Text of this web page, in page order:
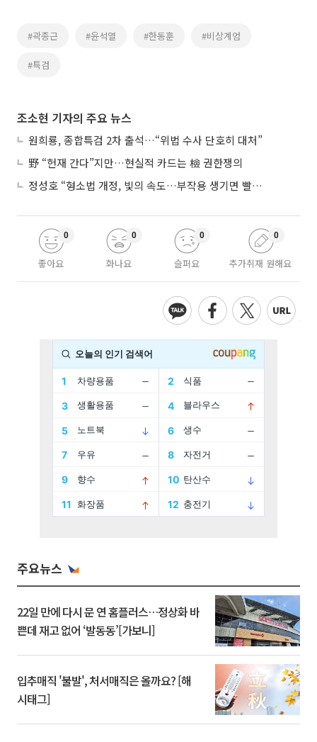
#곽종근 #윤석열 #한동훈 #비상계엄
#특검
조소현 기자의 주요 뉴스
원희룡, 종합특검 2차 출석…“위법 수사 단호히 대처”
野 “헌재 간다”지만…현실적 카드는 檢 권한쟁의
정성호 “형소법 개정, 빛의 속도…부작용 생기면 빨리 고쳐야”
좋아요
0
화나요
0
슬퍼요
0
추가취재 원해요
0
주요뉴스
22일 만에 다시 문 연 홈플러스…정상화 바
쁜데 재고 없어 ‘발동동’[가보니]
입추매직 '불발', 처서매직은 올까요? [해
시태그]